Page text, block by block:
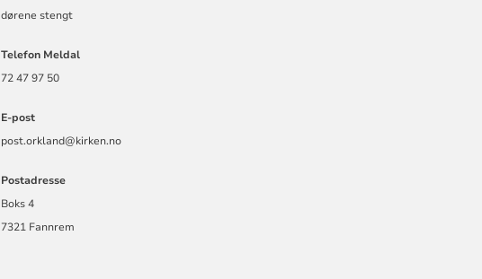
dørene stengt
Telefon Meldal
72 47 97 50
E-post
post.orkland@kirken.no
Postadresse
Boks 4
7321 Fannrem